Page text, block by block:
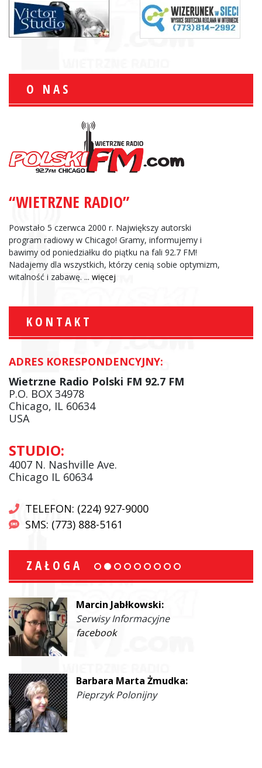
O NAS
“WIETRZNE RADIO”
Powstało 5 czerwca 2000 r. Największy autorski
program radiowy w Chicago! Gramy, informujemy i
bawimy od poniedziałku do piątku na fali 92.7 FM!
Nadajemy dla wszystkich, którzy cenią sobie optymizm,
witalność i zabawę. ... więcej
KONTAKT
ADRES KORESPONDENCYJNY:
Wietrzne Radio Polski FM 92.7 FM
P.O. BOX 34978
Chicago, IL 60634
USA
STUDIO:
4007 N. Nashville Ave.
Chicago IL 60634
TELEFON: (224) 927-9000
SMS: (773) 888-5161
ZAŁOGA
Marcin Jabłkowski:
Serwisy Informacyjne
facebook
Barbara Marta Żmudka:
Pieprzyk Polonijny